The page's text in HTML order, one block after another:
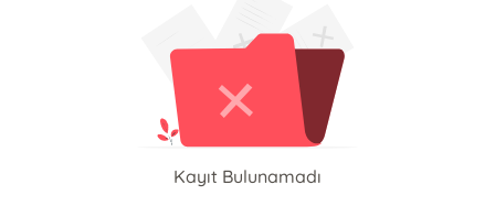
Kayıt Bulunamadı